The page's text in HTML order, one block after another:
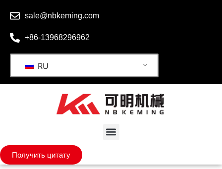
sale@nbkeming.com
+86-13968296962
RU
Получить цитату